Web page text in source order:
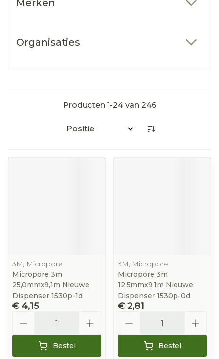
Merken
Organisaties
Producten 1-24van 246
Sorteer op:
3M, Micropore
Micropore 3m
25,0mmx9,1m Nieuwe
Dispenser 1530p-1d
€ 4,15
Bestel
3M, Micropore
Micropore 3m
12,5mmx9,1m Nieuwe
Dispenser 1530p-0d
€ 2,81
Bestel